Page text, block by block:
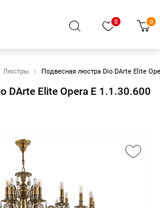
0 0
Люстры Подвесная люстра Dio DArte Elite
DArte Elite Opera E 1.1.30.600